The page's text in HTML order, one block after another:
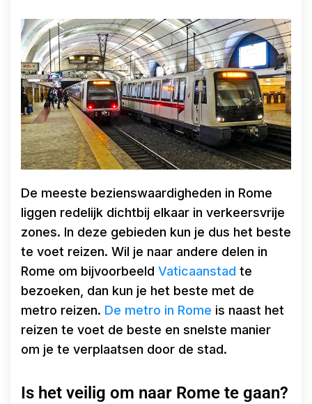
De meeste bezienswaardigheden in Rome
liggen redelijk dichtbij elkaar in verkeersvrije
zones. In deze gebieden kun je dus het beste
te voet reizen. Wil je naar andere delen in
Rome om bijvoorbeeld Vaticaanstad te
bezoeken, dan kun je het beste met de
metro reizen. De metro in Rome is naast het
reizen te voet de beste en snelste manier
om je te verplaatsen door de stad.
Is het veilig om naar Rome te gaan?